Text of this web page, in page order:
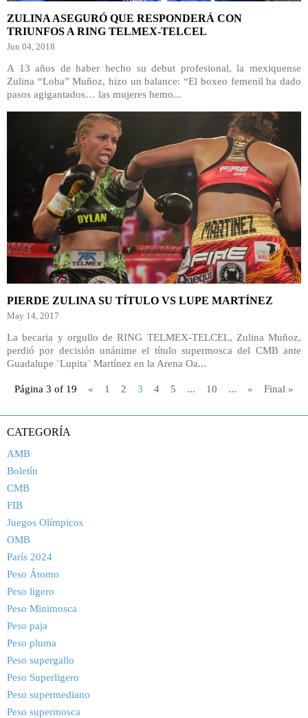
ZULINA ASEGURÓ QUE RESPONDERÁ CON
TRIUNFOS A RING TELMEX-TELCEL
Jun 04, 2018
A 13 años de haber hecho su debut profesional, la mexiquense
Zulina “Loba” Muñoz, hizo un balance: “El boxeo femenil ha dado
pasos agigantados… las mujeres hemo...
PIERDE ZULINA SU TÍTULO VS LUPE MARTÍNEZ
May 14, 2017
La becaria y orgullo de RING TELMEX-TELCEL, Zulina Muñoz,
perdió por decisión unánime el título supermosca del CMB ante
Guadalupe ¨Lupita¨ Martínez en la Arena Oa...
Página 3 of 19 « 1 2 3 4 5 ... 10 ... » Final »
CATEGORÍA
AMB
Boletín
CMB
FIB
Juegos Olímpicos
OMB
París 2024
Peso Átomo
Peso ligero
Peso Minimosca
Peso paja
Peso pluma
Peso supergallo
Peso Superligero
Peso supermediano
Peso supermosca